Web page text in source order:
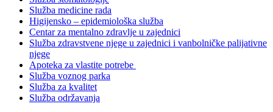
Služba medicine rada
Higijensko – epidemiološka služba
Centar za mentalno zdravlje u zajednici
Služba zdravstvene njege u zajednici i vanbolničke palijativne
njege
Apoteka za vlastite potrebe
Služba voznog parka
Služba za kvalitet
Služba održavanja